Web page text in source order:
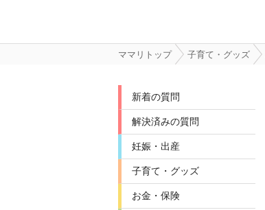
ママリトップ 子育て・グッズ
新着の質問
解決済みの質問
妊娠・出産
子育て・グッズ
お金・保険